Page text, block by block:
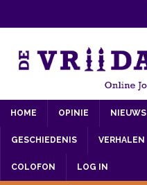
HOME OPINIE NIEUWS
GESCHIEDENIS VERHALEN
COLOFON LOG IN